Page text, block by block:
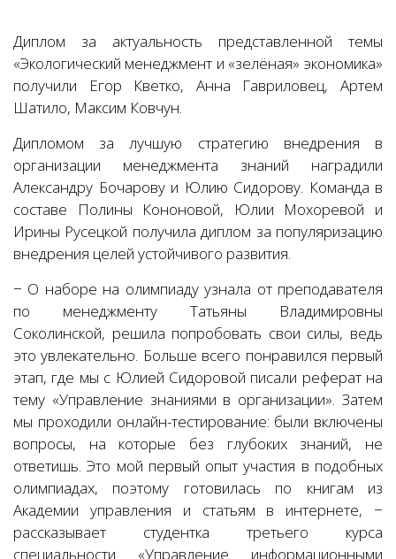
Диплом за актуальность представленной темы
«Экологический менеджмент и «зелёная» экономика»
получили Егор Кветко, Анна Гавриловец, Артем
Шатило, Максим Ковчун.
Дипломом за лучшую стратегию внедрения в
организации менеджмента знаний наградили
Александру Бочарову и Юлию Сидорову. Команда в
составе Полины Кононовой, Юлии Мохоревой и
Ирины Русецкой получила диплом за популяризацию
внедрения целей устойчивого развития.
− О наборе на олимпиаду узнала от преподавателя
по менеджменту Татьяны Владимировны
Соколинской, решила попробовать свои силы, ведь
это увлекательно. Больше всего понравился первый
этап, где мы с Юлией Сидоровой писали реферат на
тему «Управление знаниями в организации». Затем
мы проходили онлайн-тестирование: были включены
вопросы, на которые без глубоких знаний, не
ответишь. Это мой первый опыт участия в подобных
олимпиадах, поэтому готовилась по книгам из
Академии управления и статьям в интернете, −
рассказывает студентка третьего курса
специальности «Управление информационными